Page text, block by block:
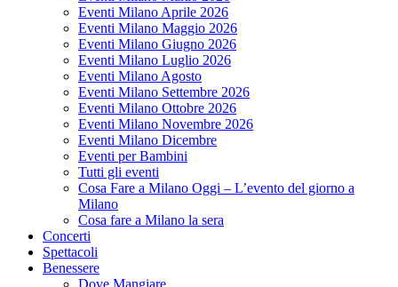
Eventi Milano Aprile 2026
Eventi Milano Maggio 2026
Eventi Milano Giugno 2026
Eventi Milano Luglio 2026
Eventi Milano Agosto
Eventi Milano Settembre 2026
Eventi Milano Ottobre 2026
Eventi Milano Novembre 2026
Eventi Milano Dicembre
Eventi per Bambini
Tutti gli eventi
Cosa Fare a Milano Oggi – L’evento del giorno a
Milano
Cosa fare a Milano la sera
Concerti
Spettacoli
Benessere
Dove Mangiare